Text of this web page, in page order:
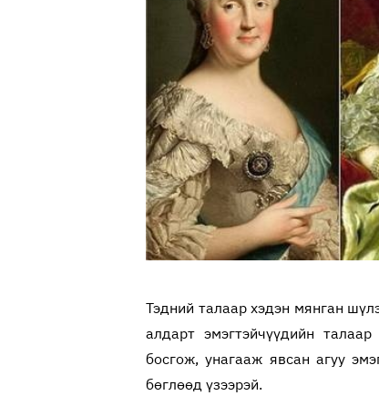
Тэдний талаар хэдэн мянган
алдарт эмэгтэйчүүдийн
босгож, унагааж явсан агуу
бөглөөд үзээрэй.